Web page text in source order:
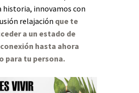
historia, innovamos con
relajación que te
a un estado de
hasta ahora
para tu persona.